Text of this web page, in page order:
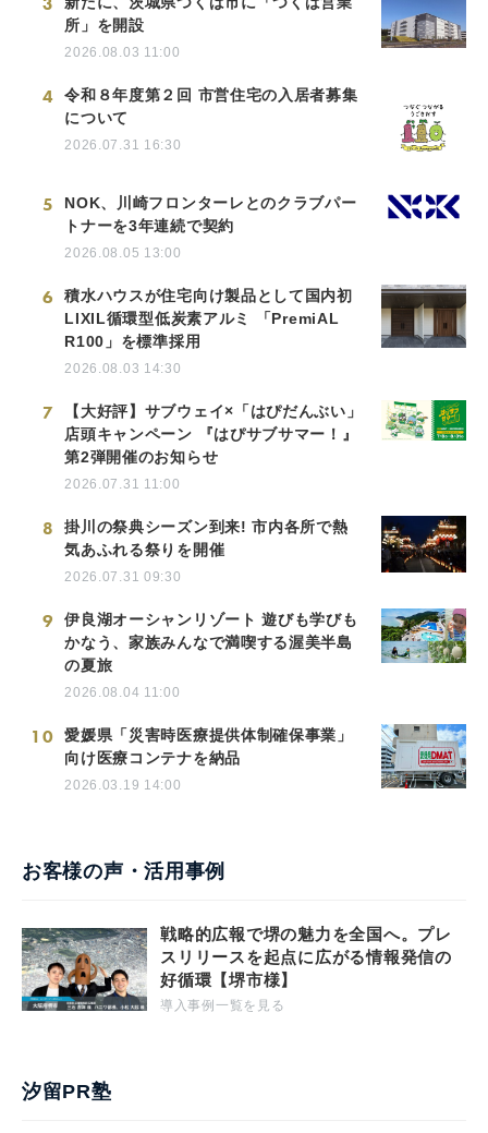
所」を開設
2026.08.03 11:00
4
令和８年度第２回 市営住宅の入居者募集
について
2026.07.31 16:30
5
NOK、川崎フロンターレとのクラブパー
トナーを3年連続で契約
2026.08.05 13:00
6
積水ハウスが住宅向け製品として国内初
LIXIL循環型低炭素アルミ 「PremiAL
R100」を標準採用
2026.08.03 14:30
7
【大好評】サブウェイ×「はぴだんぶい」
店頭キャンペーン 『はぴサブサマー！』
第2弾開催のお知らせ
2026.07.31 11:00
8
掛川の祭典シーズン到来! 市内各所で熱
気あふれる祭りを開催
2026.07.31 09:30
9
伊良湖オーシャンリゾート 遊びも学びも
かなう、家族みんなで満喫する渥美半島
の夏旅
2026.08.04 11:00
10
愛媛県「災害時医療提供体制確保事業」
向け医療コンテナを納品
2026.03.19 14:00
お客様の声・活用事例
戦略的広報で堺の魅力を全国へ。プレ
スリリースを起点に広がる情報発信の
好循環【堺市様】
導入事例一覧を見る
汐留PR塾